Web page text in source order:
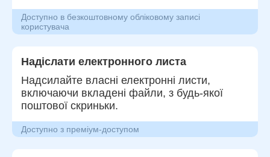
Доступно в безкоштовному обліковому записі
користувача
Надіслати електронного листа
Надсилайте власні електронні листи,
включаючи вкладені файли, з будь-якої
поштової скриньки.
Доступно з преміум-доступом